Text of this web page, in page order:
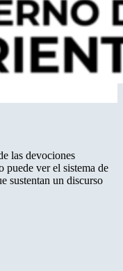
las devociones
puede ver el sistema de
sustentan un discurso